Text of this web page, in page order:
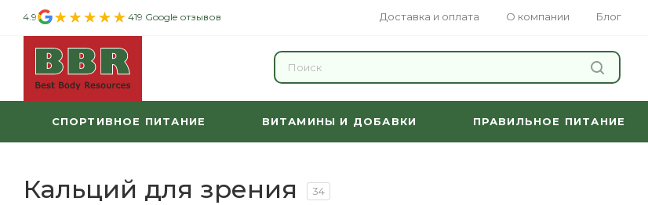
Доставка и оплата О компании Блог
4.9 419 Google отзывов
СПОРТИВНОЕ ПИТАНИЕ ВИТАМИНЫ И ДОБАВКИ ПРАВИЛЬНОЕ ПИТАНИЕ
Кальций для зрения 34